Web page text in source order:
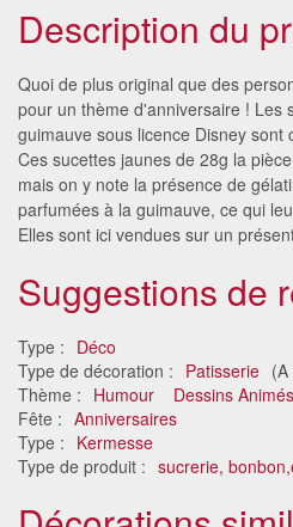
Description du
Quoi de plus original que des
pour un thème d'anniversaire ! Les
guimauve sous licence Disney
Ces sucettes jaunes de 28g la
mais on y note la présence de
parfumées à la guimauve, ce qui
Elles sont ici vendues sur un
Suggestions de
Type : Déco
Type de décoration : Patisserie
Thème : Humour
Dessins
Fête : Anniversaires
Type : Kermesse
Type de produit : sucrerie,